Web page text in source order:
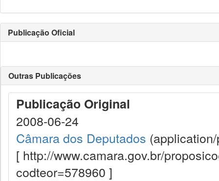
Publicação Oficial
Outras Publicações
Publicação Original
2008-06-24
Câmara dos Deputados
[ http://www.camara.gov.br/
codteor=578960 ]